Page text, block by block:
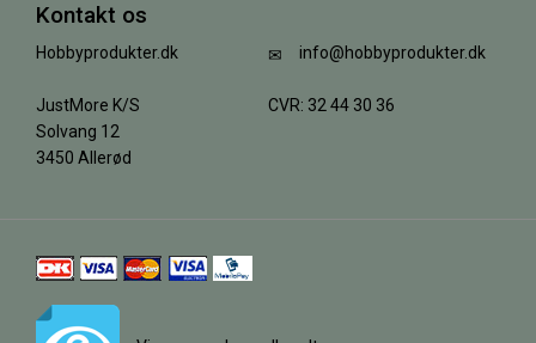
Kontakt os
Hobbyprodukter.dk
JustMore K/S
Solvang 12
3450 Allerød
info@hobbyprodukter.dk
CVR: 32 44 30 36